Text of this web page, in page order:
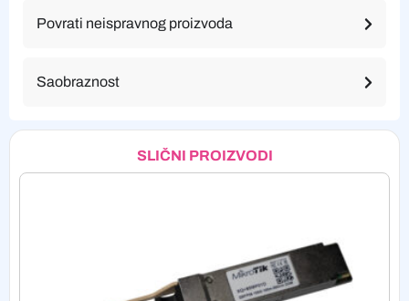
Povrati neispravnog proizvoda
Saobraznost
SLIČNI PROIZVODI